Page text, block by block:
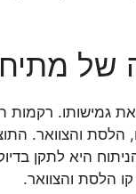
גמישותו. רקמות
הלסת והצוואר.
היא לתקן
הלסת והצוואר.